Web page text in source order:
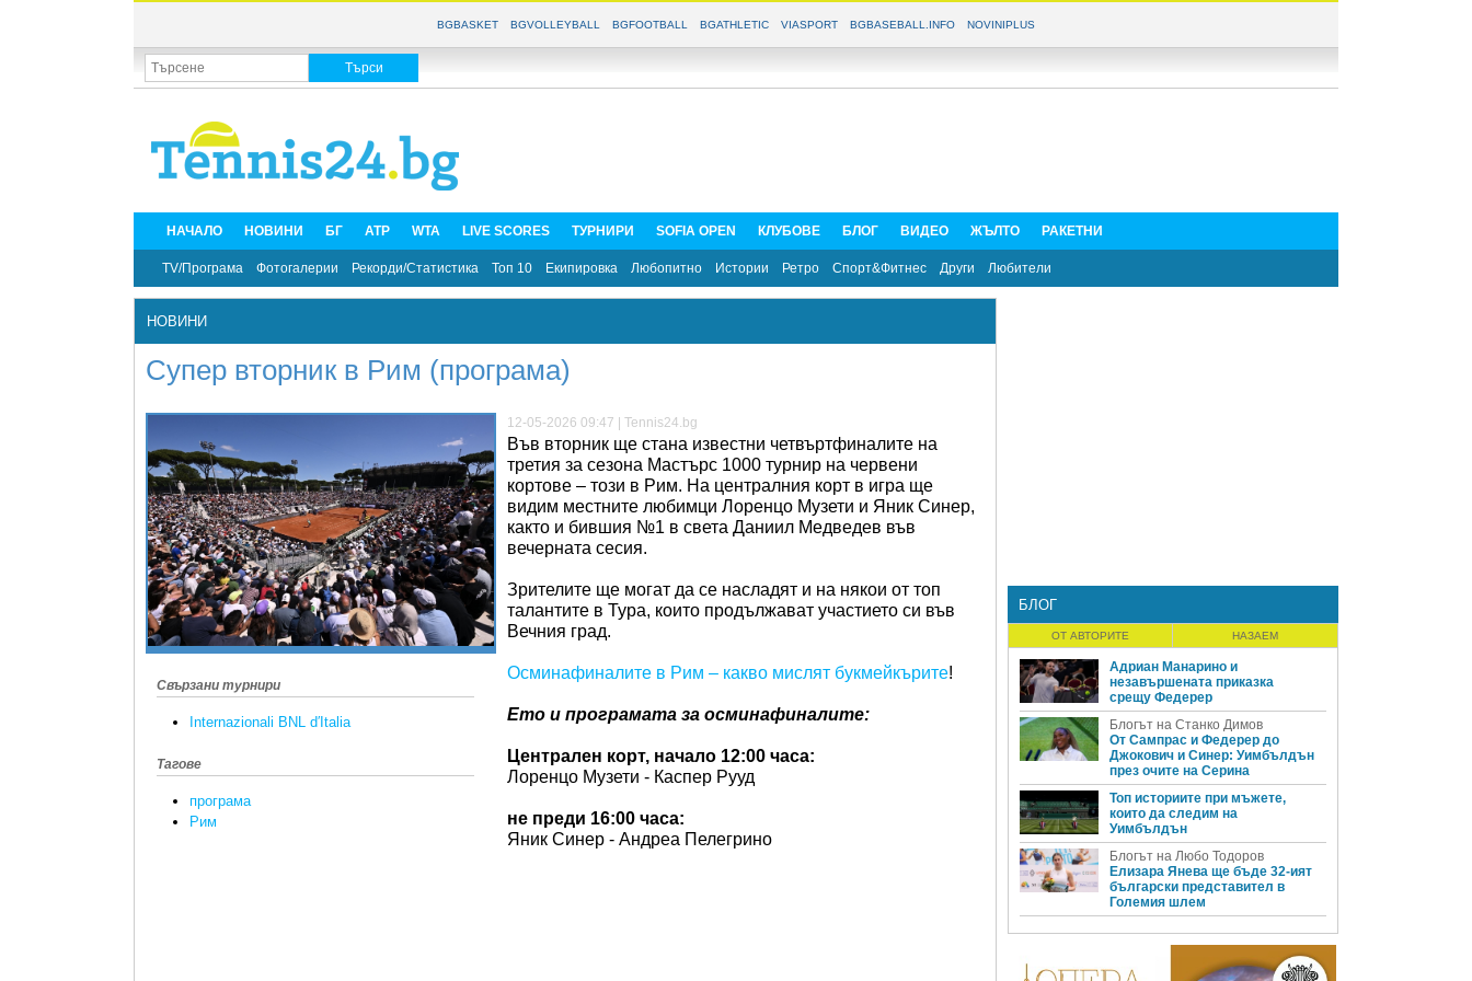
BGBASKET BGVOLLEYBALL BGFOOTBALL BGATHLETIC VIASPORT BGBASEBALL.INFO NOVINIPLUS
НАЧАЛО НОВИНИ БГ ATP WTA LIVE SCORES ТУРНИРИ SOFIA OPEN КЛУБОВЕ БЛОГ ВИДЕО ЖЪЛТО РАКЕТНИ
TV/Програма Фотогалерии Рекорди/Статистика Топ 10 Екипировка Любопитно Истории Ретро Спорт&Фитнес Други Любители
НОВИНИ
Супер вторник в Рим (програма)
Свързани турнири
Internazionali BNL d′Italia
Тагове
програма
Рим
12-05-2026 09:47 | Tennis24.bg
Във вторник ще стана известни четвъртфиналите на
третия за сезона Мастърс 1000 турнир на червени
кортове – този в Рим. На централния корт в игра ще
видим местните любимци Лоренцо Музети и Яник Синер,
както и бившия №1 в света Даниил Медведев във
вечерната сесия.
Зрителите ще могат да се насладят и на някои от топ
талантите в Тура, които продължават участието си във
Вечния град.
Осминафиналите в Рим – какво мислят букмейкърите!
Ето и програмата за осминафиналите:
Централен корт, начало 12:00 часа:
Лоренцо Музети - Каспер Рууд
не преди 16:00 часа:
Яник Синер - Андреа Пелегрино
БЛОГ
ОТ АВТОРИТЕ НАЗАЕМ
Адриан Манарино и
незавършената приказка
срещу Федерер
Блогът на Станко Димов
От Сампрас и Федерер до
Джокович и Синер: Уимбълдън
през очите на Серина
Топ историите при мъжете,
които да следим на
Уимбълдън
Блогът на Любо Тодоров
Елизара Янева ще бъде 32-ият
български представител в
Големия шлем